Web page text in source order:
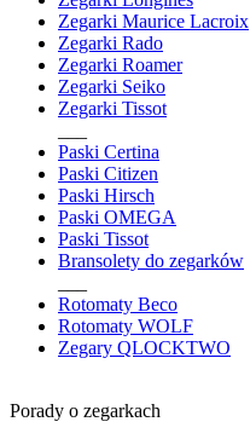
Zegarki Maurice Lacroix
Zegarki Rado
Zegarki Roamer
Zegarki Seiko
Zegarki Tissot
Paski Certina
Paski Citizen
Paski Hirsch
Paski OMEGA
Paski Tissot
Bransolety do zegarków
Rotomaty Beco
Rotomaty WOLF
Zegary QLOCKTWO
Porady o zegarkach